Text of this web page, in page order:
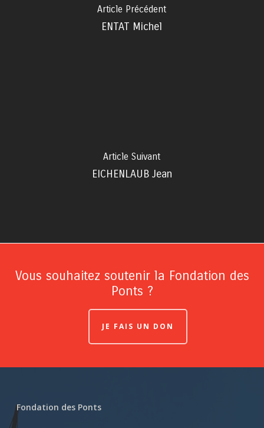
Article Précédent
ENTAT Michel
Article Suivant
EICHENLAUB Jean
Vous souhaitez soutenir la Fondation des
Ponts ?
JE FAIS UN DON
Fondation des Ponts